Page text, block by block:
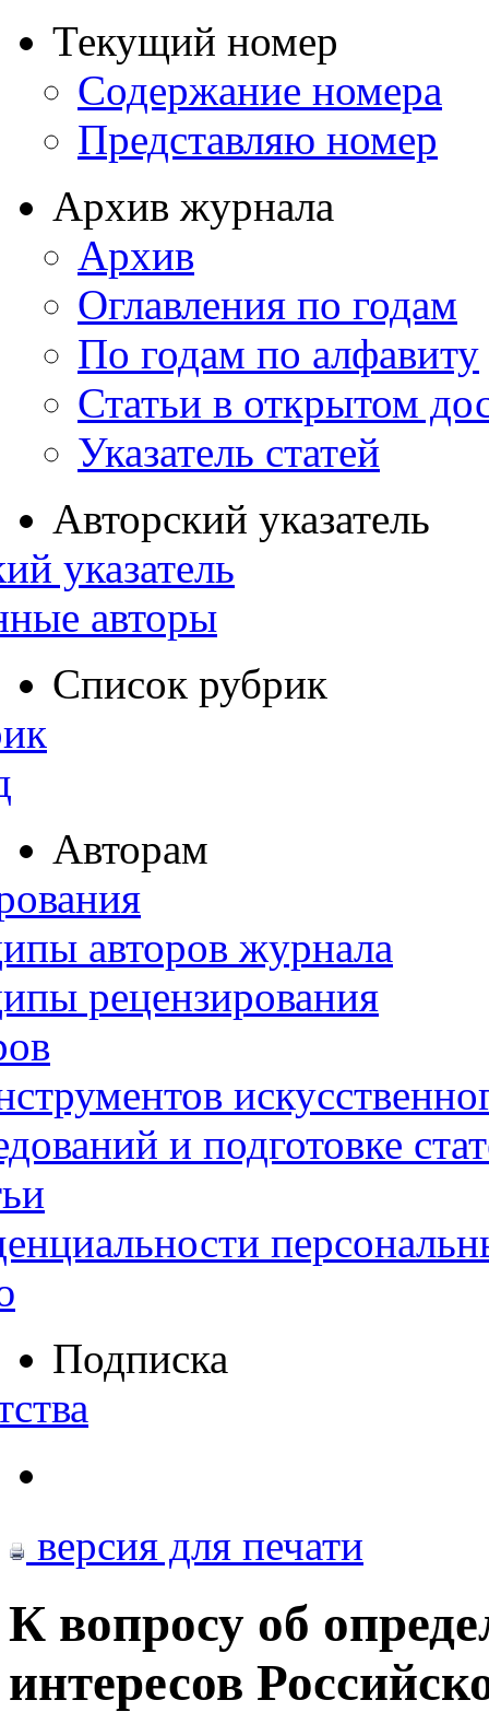
Текущий номер
Содержание номера
Представляю номер
Архив журнала
Архив
Оглавления по годам
По годам по алфавиту
Статьи в открытом
Указатель статей
Авторский указатель
указатель
авторы
Список рубрик
Авторам
авторов журнала
рецензирования
и подготовке
Подписка
версия для печати
К вопросу об
интересов